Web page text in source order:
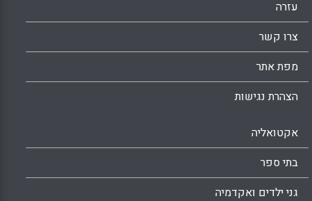
לתהליך של התפתחות מיקצועית, אך מידת
השפעתה תלויה במעורבותו ובאישיותו של
המשתתף (רויטל היימן).
WhatsApp
Facebook
Email
X
עזרה
צרו קשר
מפת אתר
הצהרת נגישות
אקטואליה
בתי ספר
גני ילדים ואקדמיה